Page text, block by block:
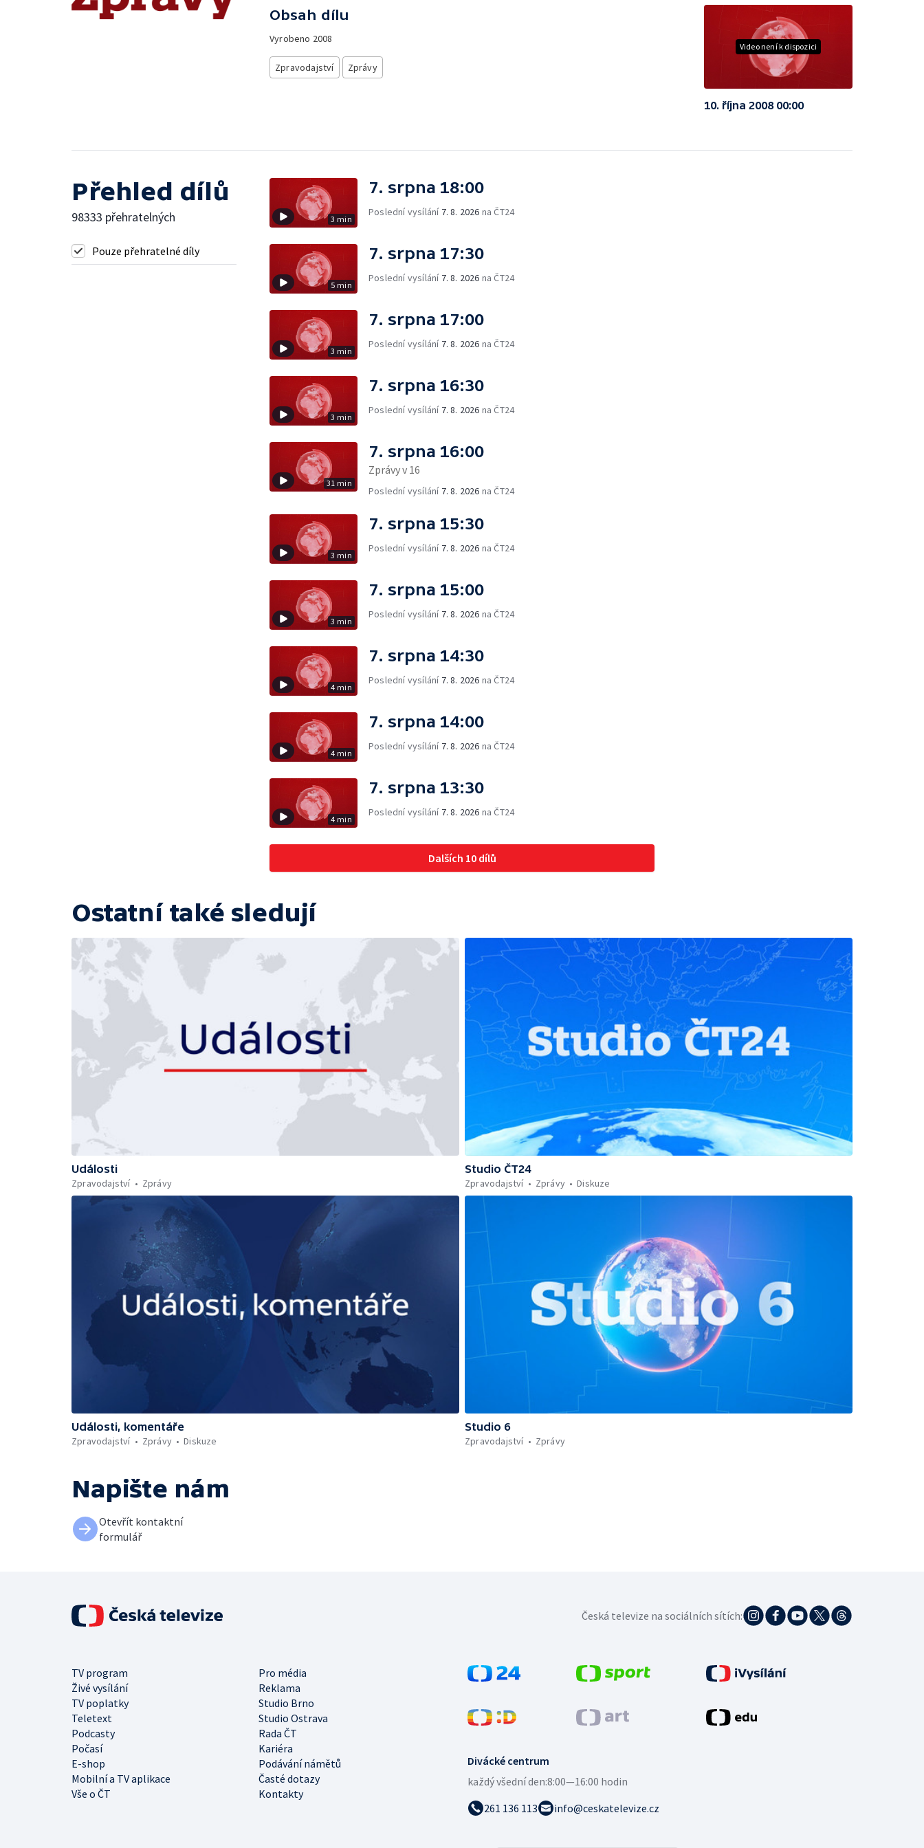
Obsah dílu
Vyrobeno 2008
Zpravodajství Zprávy
Video není k dispozici
10. října 2008 00:00
Přehled dílů
98333 přehratelných
Pouze přehratelné díly
3 min
7. srpna 18:00
Poslední vysílání 7. 8. 2026 na ČT24
5 min
7. srpna 17:30
Poslední vysílání 7. 8. 2026 na ČT24
3 min
7. srpna 17:00
Poslední vysílání 7. 8. 2026 na ČT24
3 min
7. srpna 16:30
Poslední vysílání 7. 8. 2026 na ČT24
31 min
7. srpna 16:00
Zprávy v 16
Poslední vysílání 7. 8. 2026 na ČT24
3 min
7. srpna 15:30
Poslední vysílání 7. 8. 2026 na ČT24
3 min
7. srpna 15:00
Poslední vysílání 7. 8. 2026 na ČT24
4 min
7. srpna 14:30
Poslední vysílání 7. 8. 2026 na ČT24
4 min
7. srpna 14:00
Poslední vysílání 7. 8. 2026 na ČT24
4 min
7. srpna 13:30
Poslední vysílání 7. 8. 2026 na ČT24
Dalších 10 dílů
Ostatní také sledují
Události
Zpravodajství
Zprávy
Studio ČT24
Zpravodajství
Zprávy Diskuze
Události, komentáře
Zpravodajství
Zprávy Diskuze
Studio 6
Zpravodajství
Zprávy
Napište nám
Otevřít kontaktní
formulář
Divácké centrum
každý všední den:8:00—16:00 hodin
261 136 113
info@ceskatelevize.cz
TV program
Pro média
Živé vysílání
Reklama
TV poplatky
Studio Brno
Teletext
Studio Ostrava
Podcasty
Rada ČT
Počasí
Kariéra
E-shop
Podávání námětů
Mobilní a TV aplikace
Časté dotazy
Vše o ČT
Kontakty
Česká televize na sociálních sítích: